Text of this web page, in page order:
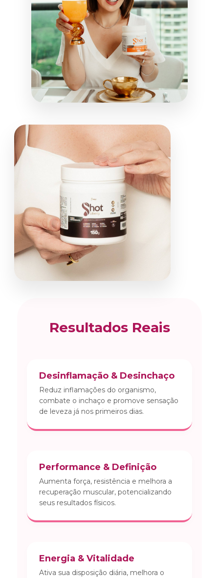
Resultados Reais
Desinflamação & Desinchaço
Reduz inflamações do organismo,
combate o inchaço e promove sensação
de leveza já nos primeiros dias.
Performance & Definição
Aumenta força, resistência e melhora a
recuperação muscular, potencializando
seus resultados físicos.
Energia & Vitalidade
Ativa sua disposição diária, melhora o